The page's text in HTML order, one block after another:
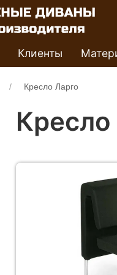
Клиенты
Кресло Ларго
Кресло